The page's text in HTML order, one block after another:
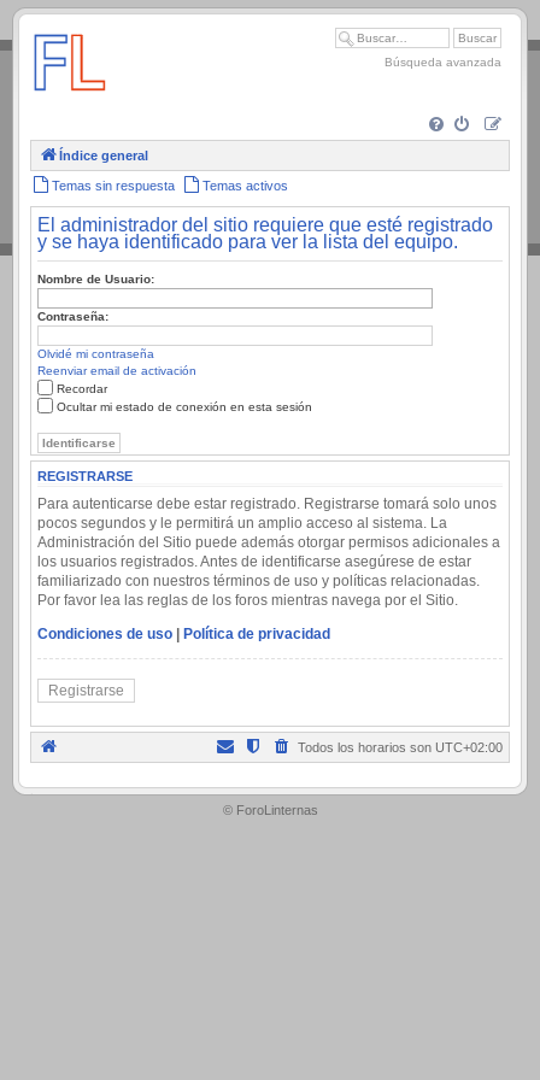
.
Búsqueda avanzada
Índice general
Temas sin respuesta Temas activos
El administrador del sitio requiere que esté registrado
y se haya identificado para ver la lista del equipo.
Nombre de Usuario:
Contraseña:
Olvidé mi contraseña
Reenviar email de activación
Recordar
Ocultar mi estado de conexión en esta sesión
REGISTRARSE
Para autenticarse debe estar registrado. Registrarse tomará solo unos
pocos segundos y le permitirá un amplio acceso al sistema. La
Administración del Sitio puede además otorgar permisos adicionales a
los usuarios registrados. Antes de identificarse asegúrese de estar
familiarizado con nuestros términos de uso y políticas relacionadas.
Por favor lea las reglas de los foros mientras navega por el Sitio.
Condiciones de uso | Política de privacidad
Registrarse
Todos los horarios son UTC+02:00
.
© ForoLinternas